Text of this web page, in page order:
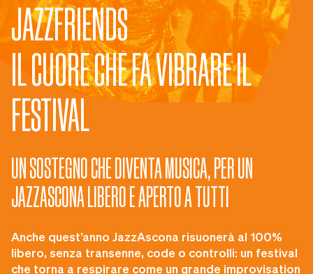
JAZZFRIENDS
IL CUORE CHE FA VIBRARE IL
FESTIVAL
UN SOSTEGNO CHE DIVENTA MUSICA, PER UN
JAZZASCONA LIBERO E APERTO A TUTTI
Anche quest’anno JazzAscona risuonerà al 100%
libero, senza transenne, code o controlli: un festival
che torna a respirare come un grande improvisation